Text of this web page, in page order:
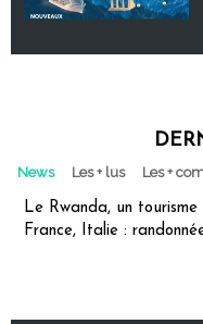
News Les + lus Les +
Le Rwanda, un
France, Italie :